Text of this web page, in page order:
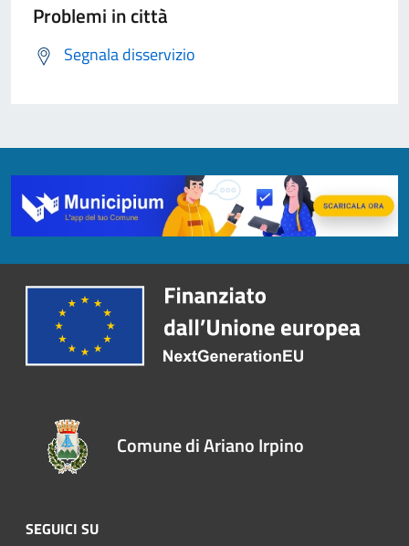
Problemi in città
Segnala disservizio
Comune di Ariano Irpino
SEGUICI SU